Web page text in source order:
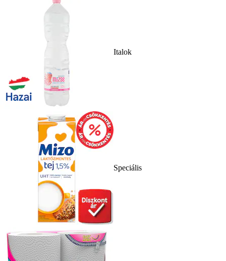
Italok
Speciális